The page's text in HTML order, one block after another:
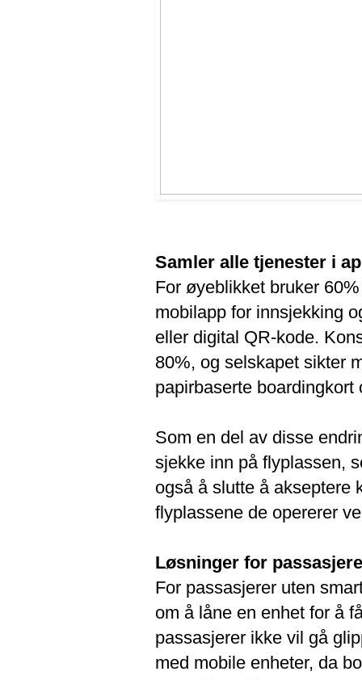
Samler alle tjenester i
For øyeblikket bruker
mobilapp for innsjekking
eller digital QR-kode.
80%, og selskapet sikter
papirbaserte
Som en del av disse
sjekke inn på flyplassen,
også å slutte å akseptere
flyplassene de opererer
Løsninger for
For passasjerer uten
om å låne en enhet for å
passasjerer ikke vil gå
med mobile enheter, da